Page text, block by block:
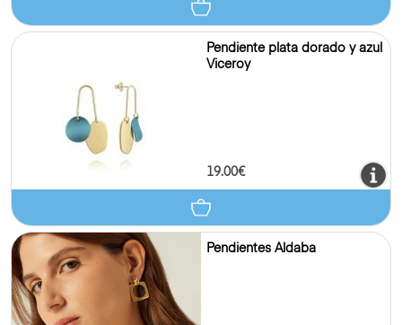
Pendiente plata dorado y azul
Viceroy
19.00€
Pendientes Aldaba